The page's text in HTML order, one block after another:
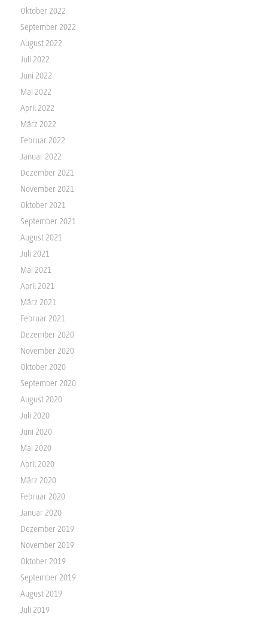
Oktober 2022
September 2022
August 2022
Juli 2022
Juni 2022
Mai 2022
April 2022
März 2022
Februar 2022
Januar 2022
Dezember 2021
November 2021
Oktober 2021
September 2021
August 2021
Juli 2021
Mai 2021
April 2021
März 2021
Februar 2021
Dezember 2020
November 2020
Oktober 2020
September 2020
August 2020
Juli 2020
Juni 2020
Mai 2020
April 2020
März 2020
Februar 2020
Januar 2020
Dezember 2019
November 2019
Oktober 2019
September 2019
August 2019
Juli 2019